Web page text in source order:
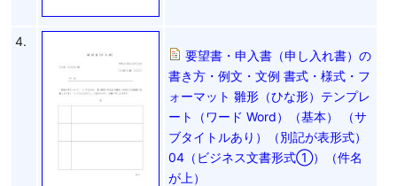
4.
要望書・申入書（申し入れ書）の
書き方・例文・文例 書式・様式・フ
ォーマット 雛形（ひな形）テンプレ
ート（ワード Word）（基本） （サ
ブタイトルあり）（別記が表形式）
04（ビジネス文書形式①）（件名
が上）